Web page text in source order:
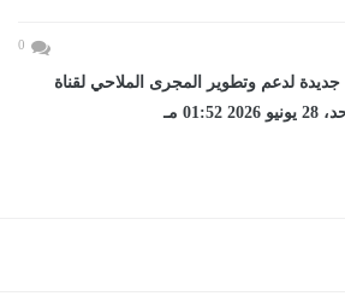
0
لدعم وتطوير المجرى الملاحي لقناة
مـ